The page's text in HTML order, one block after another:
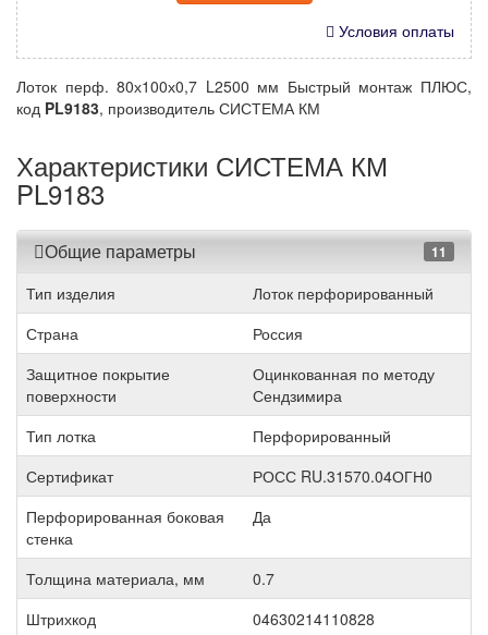
Условия оплаты
Лоток перф. 80х100х0,7 L2500 мм Быстрый монтаж ПЛЮС,
код PL9183, производитель СИСТЕМА КМ
Характеристики СИСТЕМА КМ
PL9183
Общие параметры 11
Тип изделия
Лоток перфорированный
Страна
Россия
Защитное покрытие
поверхности
Оцинкованная по методу
Сендзимира
Тип лотка
Перфорированный
Сертификат
РОСС RU.31570.04ОГН0
Перфорированная боковая
стенка
Да
Толщина материала, мм
0.7
Штрихкод
04630214110828